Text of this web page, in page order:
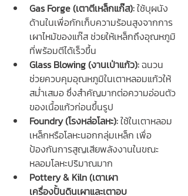
Gas Forge (เตาตีเหล็กแก๊ส): ใช้บุผนัง
ด้านในเพื่อกักเก็บความร้อนสูงจากการ
เผาไหม้ของแก๊ส ช่วยให้เหล็กถึงอุณหภูมิ
ที่พร้อมตีได้เร็วขึ้น
Glass Blowing (งานเป่าแก้ว): ฉนวน
ช่วยควบคุมอุณหภูมิในเตาหลอมแก้วให้
สม่ำเสมอ ซึ่งสำคัญมากต่อความอ่อนตัว
ของเนื้อแก้วก่อนขึ้นรูป
Foundry (โรงหล่อโลหะ): ใช้ในเตาหลอม
เหล็กหรือโลหะนอกกลุ่มเหล็ก เพื่อ
ป้องกันการสูญเสียพลังงานในขณะ
หลอมโลหะปริมาณมาก
Pottery & Kiln (เตาเผา
เครื่องปั้นดินเผาและเตาอบ